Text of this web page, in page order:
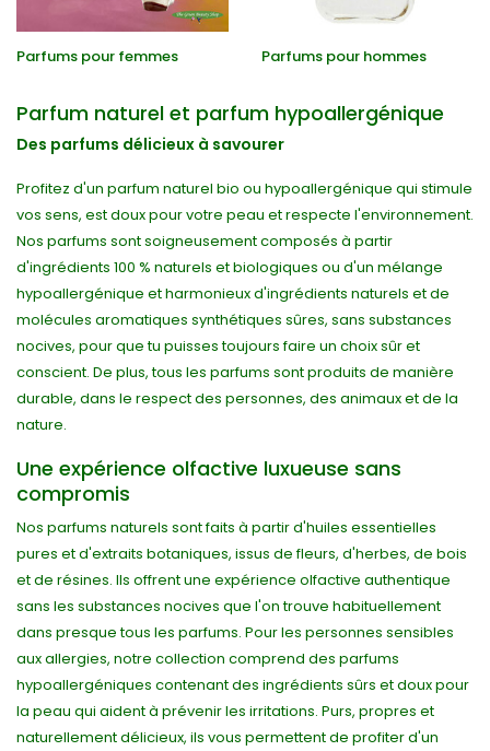
Parfums pour femmes Parfums pour hommes
Parfum naturel et parfum hypoallergénique
Des parfums délicieux à savourer
Profitez d'un parfum naturel bio ou hypoallergénique qui stimule
vos sens, est doux pour votre peau et respecte l'environnement.
Nos parfums sont soigneusement composés à partir
d'ingrédients 100 % naturels et biologiques ou d'un mélange
hypoallergénique et harmonieux d'ingrédients naturels et de
molécules aromatiques synthétiques sûres, sans substances
nocives, pour que tu puisses toujours faire un choix sûr et
conscient. De plus, tous les parfums sont produits de manière
durable, dans le respect des personnes, des animaux et de la
nature.
Une expérience olfactive luxueuse sans
compromis
Nos parfums naturels sont faits à partir d'huiles essentielles
pures et d'extraits botaniques, issus de fleurs, d'herbes, de bois
et de résines. Ils offrent une expérience olfactive authentique
sans les substances nocives que l'on trouve habituellement
dans presque tous les parfums. Pour les personnes sensibles
aux allergies, notre collection comprend des parfums
hypoallergéniques contenant des ingrédients sûrs et doux pour
la peau qui aident à prévenir les irritations. Purs, propres et
naturellement délicieux, ils vous permettent de profiter d'un